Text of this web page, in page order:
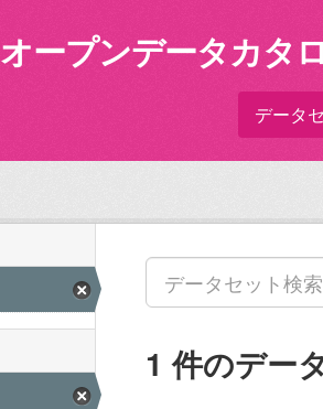
オープンデータカタ
データ
1 件のデー